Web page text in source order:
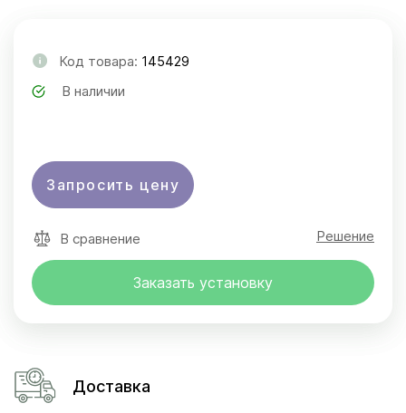
Код товара: 145429
В наличии
Запросить цену
В сравнение Решение
Заказать установку
Доставка